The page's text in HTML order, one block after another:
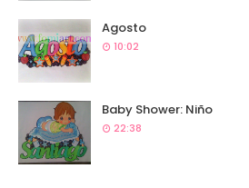
Agosto
10:02
Baby Shower: Niño
22:38